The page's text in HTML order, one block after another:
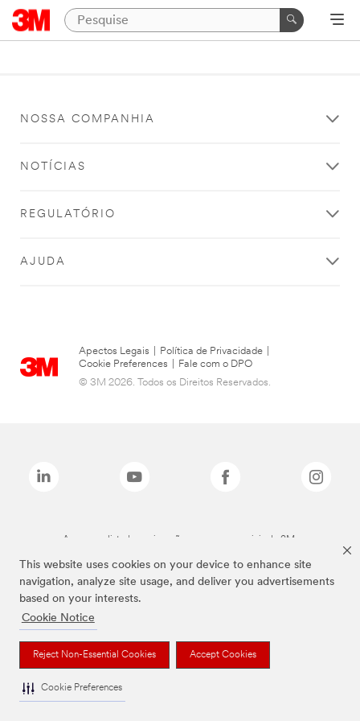
This website uses cookies on your device to enhance site
navigation, analyze site usage, and deliver you advertisements
based on your interests.
Cookie Notice
Reject Non-Essential Cookies Accept Cookies
Cookie Preferences
NOSSA COMPANHIA
NOTÍCIAS
REGULATÓRIO
AJUDA
Apectos Legais Política de Privacidade
Cookie Preferences
Fale com o DPO
© 3M 2026. Todos os Direitos Reservados.
As marcas listadas a cima são marcas comerciais da 3M.